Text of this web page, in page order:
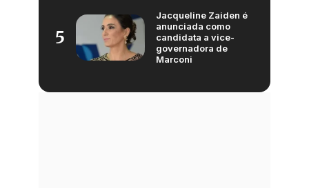
5
Jacqueline Zaiden é
anunciada como
candidata a vice-
governadora de
Marconi